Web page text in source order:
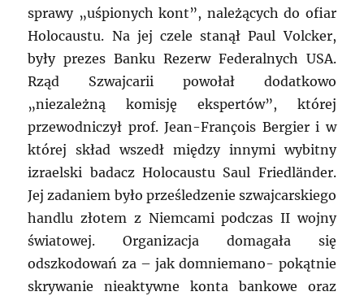
sprawy „uśpionych kont”, należących do ofiar
Holocaustu. Na jej czele stanął Paul Volcker,
były prezes Banku Rezerw Federalnych USA.
Rząd Szwajcarii powołał dodatkowo
„niezależną komisję ekspertów”, której
przewodniczył prof. Jean-François Bergier i w
której skład wszedł między innymi wybitny
izraelski badacz Holocaustu Saul Friedländer.
Jej zadaniem było prześledzenie szwajcarskiego
handlu złotem z Niemcami podczas II wojny
światowej. Organizacja domagała się
odszkodowań za – jak domniemano- pokątnie
skrywanie nieaktywne konta bankowe oraz